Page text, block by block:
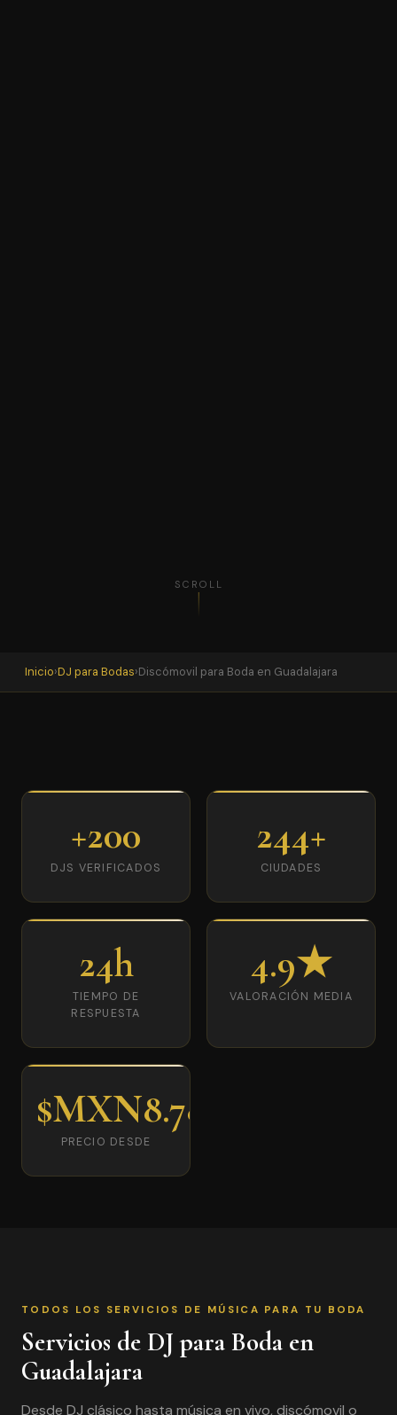
SCROLL
Inicio›DJ para Bodas›Discómovil para Boda en Guadalajara
+200
DJS VERIFICADOS
244+
CIUDADES
24h
TIEMPO DE
RESPUESTA
4.9★
VALORACIÓN MEDIA
$MXN8.780
PRECIO DESDE
TODOS LOS SERVICIOS DE MÚSICA PARA TU BODA
Servicios de DJ para Boda en
Guadalajara
Desde DJ clásico hasta música en vivo, discómovil o